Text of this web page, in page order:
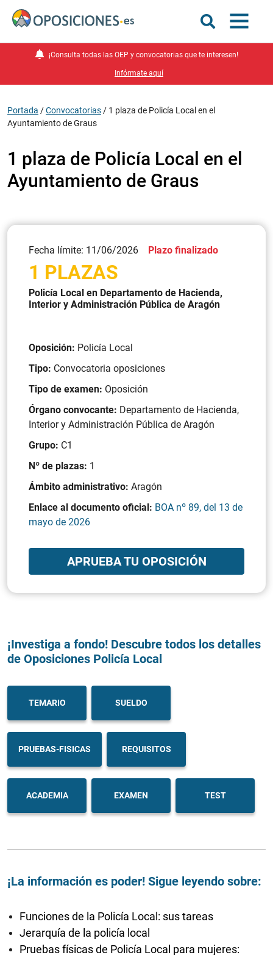
¡Consulta todas las OEP y convocatorias que te interesen!
Infórmate aquí
Portada /Convocatorias / 1 plaza de Policía Local en el
Ayuntamiento de Graus
1 plaza de Policía Local en el
Ayuntamiento de Graus
Fecha límite: 11/06/2026 Plazo finalizado
1 PLAZAS
Policía Local en Departamento de Hacienda,
Interior y Administración Pública de Aragón
Oposición: Policía Local
Tipo: Convocatoria oposiciones
Tipo de examen: Oposición
Órgano convocante: Departamento de Hacienda,
Interior y Administración Pública de Aragón
Grupo: C1
Nº de plazas: 1
Ámbito administrativo: Aragón
Enlace al documento oficial: BOA nº 89, del 13 de
mayo de 2026
APRUEBA TU OPOSICIÓN
¡Investiga a fondo! Descubre todos los detalles
de Oposiciones Policía Local
TEMARIO SUELDO
PRUEBAS-FISICAS REQUISITOS
ACADEMIA EXAMEN TEST
¡La información es poder! Sigue leyendo sobre:
Funciones de la Policía Local: sus tareas
Jerarquía de la policía local
Pruebas físicas de Policía Local para mujeres: